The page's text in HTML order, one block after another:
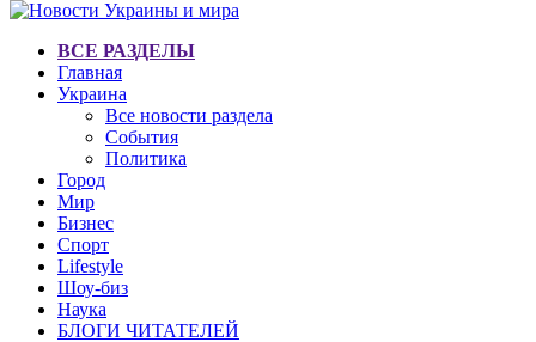
ВСЕ РАЗДЕЛЫ
Главная
Украина
Все новости раздела
События
Политика
Город
Мир
Бизнес
Спорт
Lifestyle
Шоу-биз
Наука
БЛОГИ ЧИТАТЕЛЕЙ